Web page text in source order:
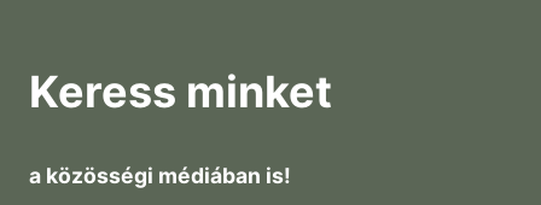
Keress minket
a közösségi médiában is!